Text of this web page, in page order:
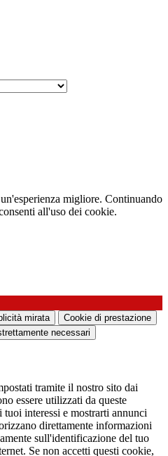
da un vostro
di progettazione
formativo sui
(art. 7 Regolamento
visione dell’informativa
dei miei dati
migliore. Continuando
all'uso dei cookie.
mirata
Cookie di prestazione
necessari
tramite il nostro sito dai
essere utilizzati da queste
interessi e mostrarti annunci
direttamente informazioni
sull'identificazione del tuo
Se non accetti questi cookie,